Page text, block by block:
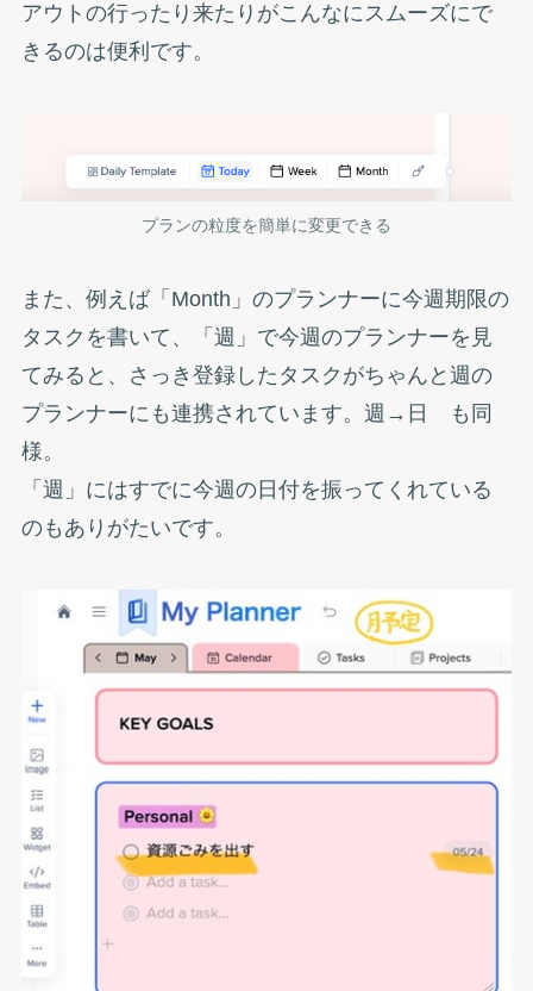
アウトの行ったり来たりがこんなにスムーズにで
きるのは便利です。
プランの粒度を簡単に変更できる
また、例えば「Month」のプランナーに今週期限の
タスクを書いて、「週」で今週のプランナーを見
てみると、さっき登録したタスクがちゃんと週の
プランナーにも連携されています。週→日 も同
様。
「週」にはすでに今週の日付を振ってくれている
のもありがたいです。